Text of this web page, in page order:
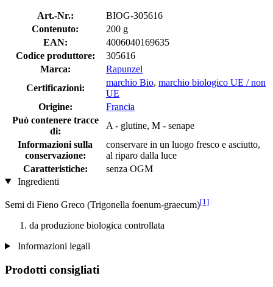
Art.-Nr.:
BIOG-305616
Contenuto:
200 g
EAN:
4006040169635
Codice produttore:
305616
Marca:
Rapunzel
Certificazioni:
marchio Bio, marchio biologico UE / non
UE
Origine:
Francia
Può contenere tracce
di:
A - glutine, M - senape
Informazioni sulla
conservazione:
conservare in un luogo fresco e asciutto,
al riparo dalla luce
Caratteristiche:
senza OGM
Ingredienti
Semi di Fieno Greco (Trigonella foenum-graecum)[1]
da produzione biologica controllata
Informazioni legali
Prodotti consigliati